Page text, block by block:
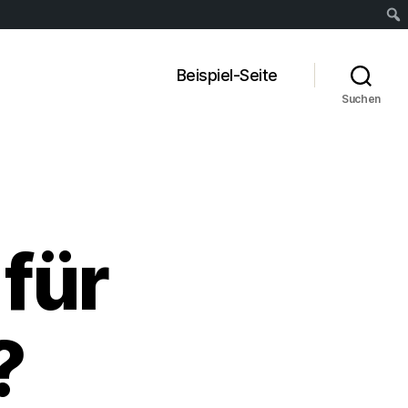
Beispiel-Seite
Suchen